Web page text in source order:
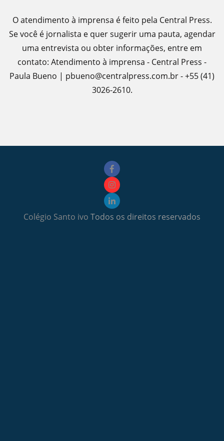
O atendimento à imprensa é feito pela Central Press.
Se você é jornalista e quer sugerir uma pauta, agendar
uma entrevista ou obter informações, entre em
contato: Atendimento à imprensa - Central Press -
Paula Bueno | pbueno@centralpress.com.br - +55 (41)
3026-2610.
Colégio Santo ivo Todos os direitos reservados